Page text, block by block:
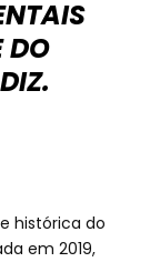
DO
histórica do
em 2019,